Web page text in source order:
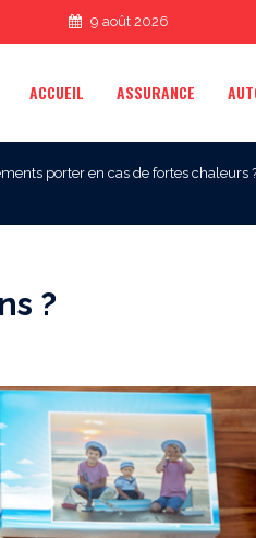
9 août 2026
ACCUEIL ASSURANCE
porter en cas de fortes chaleurs
?